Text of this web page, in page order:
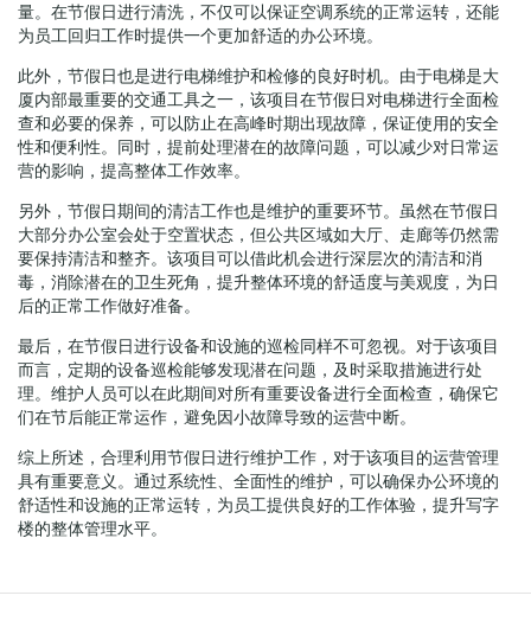
量。在节假日进行清洗，不仅可以保证空调系统的正常运转，还能
为员工回归工作时提供一个更加舒适的办公环境。
此外，节假日也是进行电梯维护和检修的良好时机。由于电梯是大
厦内部最重要的交通工具之一，该项目在节假日对电梯进行全面检
查和必要的保养，可以防止在高峰时期出现故障，保证使用的安全
性和便利性。同时，提前处理潜在的故障问题，可以减少对日常运
营的影响，提高整体工作效率。
另外，节假日期间的清洁工作也是维护的重要环节。虽然在节假日
大部分办公室会处于空置状态，但公共区域如大厅、走廊等仍然需
要保持清洁和整齐。该项目可以借此机会进行深层次的清洁和消
毒，消除潜在的卫生死角，提升整体环境的舒适度与美观度，为日
后的正常工作做好准备。
最后，在节假日进行设备和设施的巡检同样不可忽视。对于该项目
而言，定期的设备巡检能够发现潜在问题，及时采取措施进行处
理。维护人员可以在此期间对所有重要设备进行全面检查，确保它
们在节后能正常运作，避免因小故障导致的运营中断。
综上所述，合理利用节假日进行维护工作，对于该项目的运营管理
具有重要意义。通过系统性、全面性的维护，可以确保办公环境的
舒适性和设施的正常运转，为员工提供良好的工作体验，提升写字
楼的整体管理水平。